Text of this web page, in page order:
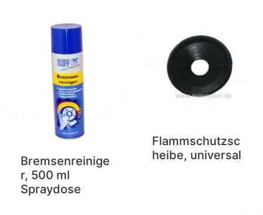
Bremsenreinige
r, 500 ml
Spraydose
Flammschutzsc
heibe, universal